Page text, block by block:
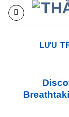
Chuyển
đến
LƯU